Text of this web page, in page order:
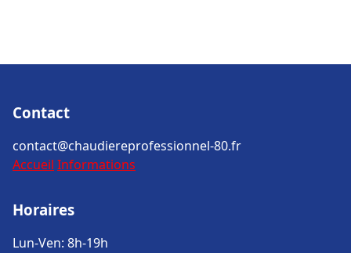
Contact
contact@chaudiereprofessionnel-80.fr
Accueil Informations
Horaires
Lun-Ven: 8h-19h